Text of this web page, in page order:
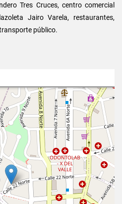
Tres Cruces, centro comercial
Jairo Varela, restaurantes,
público.